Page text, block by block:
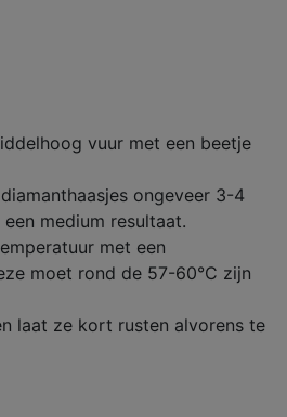
vuur met een beetje
ongeveer 3-4
medium resultaat.
met een
moet rond de 57-60°C zijn
laat ze kort rusten alvorens te